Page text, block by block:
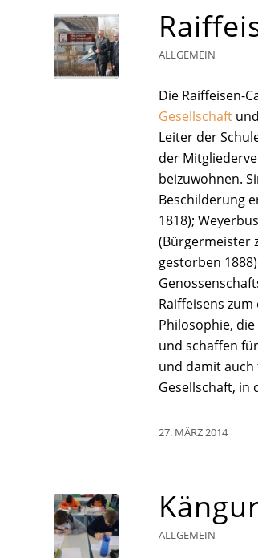
ALLGEMEIN
Die Raiffeisen-
Gesellschaft
Leiter der
der
beizuwohnen.
Beschilderung
1818);
(Bürgermeister
gestorben
Raiffeisens
Philosophie,
und schaffen
und damit auch
Gesellschaft, in
27. MÄRZ 2014
ALLGEMEIN